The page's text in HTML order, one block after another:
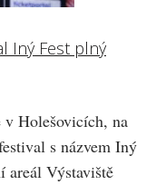
Iný Fest plný
v Holešovicích, na
s názvem Iný
areál Výstaviště